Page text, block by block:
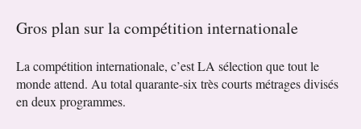
Gros plan sur la compétition internationale
La compétition internationale, c’est LA sélection que tout le
monde attend. Au total quarante-six très courts métrages divisés
en deux programmes.